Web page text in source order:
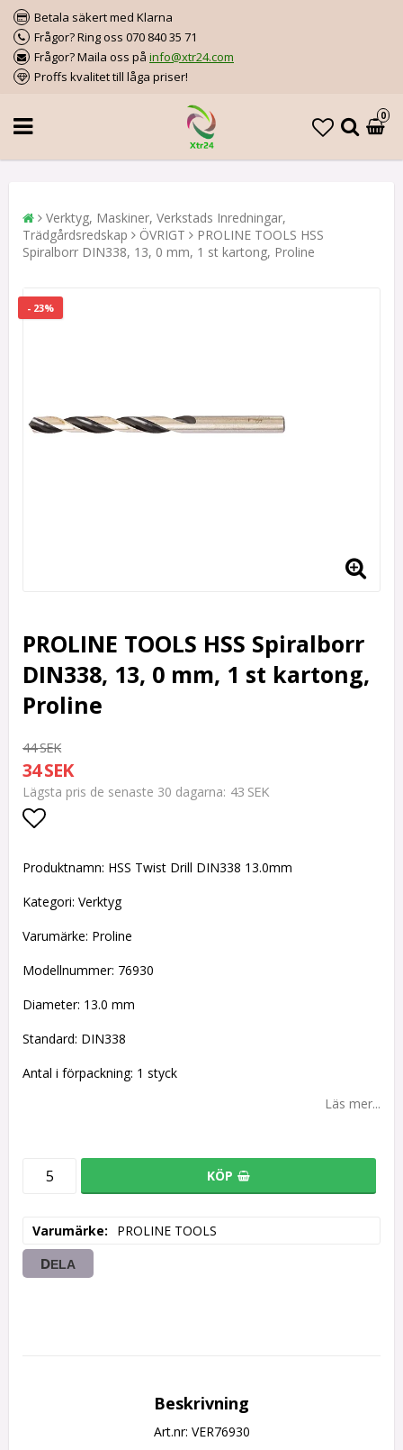
Betala säkert med Klarna
Frågor? Ring oss 070 840 35 71
Frågor? Maila oss på info@xtr24.com
Proffs kvalitet till låga priser!
0
Verktyg, Maskiner, Verkstads Inredningar,
Trädgårdsredskap
ÖVRIGT
PROLINE TOOLS HSS
Spiralborr DIN338, 13, 0 mm, 1 st kartong, Proline
- 23%
PROLINE TOOLS HSS Spiralborr
DIN338, 13, 0 mm, 1 st kartong,
Proline
44 SEK
34 SEK
Lägsta pris de senaste 30 dagarna 43 SEK
Produktnamn: HSS Twist Drill DIN338 13.0mm
Kategori: Verktyg
Varumärke: Proline
Modellnummer: 76930
Diameter: 13.0 mm
Standard: DIN338
Antal i förpackning: 1 styck
Läs mer...
KÖP
Varumärke PROLINE TOOLS
DELA
Beskrivning
Art.nr: VER76930